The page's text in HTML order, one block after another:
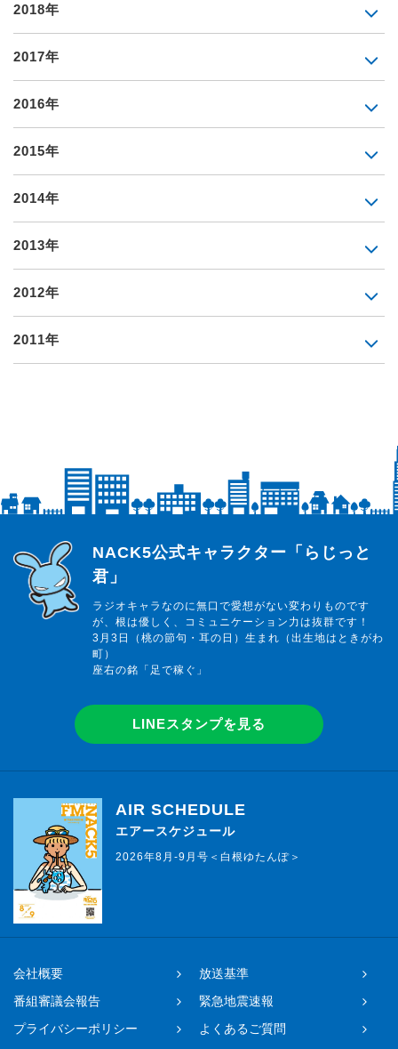
2018年
2017年
2016年
2015年
2014年
2013年
2012年
2011年
らじっと君
NACK5公式キャラクター「らじっと
君」
ラジオキャラなのに無口で愛想がない変わりものです
が、根は優しく、コミュニケーション力は抜群です！
3月3日（桃の節句・耳の日）生まれ（出生地はときがわ
町）
座右の銘「足で稼ぐ」
LINEスタンプを見る
AIR SCHEDULE
エアースケジュール
2026年8月-9月号＜白根ゆたんぽ＞
会社概要
放送基準
番組審議会報告
緊急地震速報
プライバシーポリシー
よくあるご質問